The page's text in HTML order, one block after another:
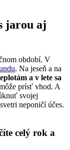
jarou aj
období. V
. Na jeseň a na
a v lete sa
prísť vhod. A
svojej
neponičí účes.
celý rok a